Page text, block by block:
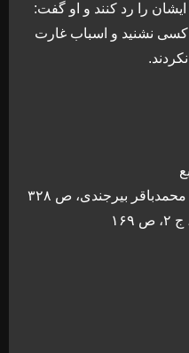
را رد کنند و او گفت:
نشنید و اسباب غارت
بیرجندی، ص ۳۲۸